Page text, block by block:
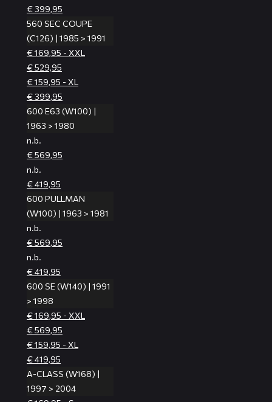
€ 399,95
560 SEC COUPE
(C126) | 1985 > 1991
€ 169,95 - XXL
€ 529,95
€ 159,95 - XL
€ 399,95
600 E63 (W100) |
1963 > 1980
n.b.
€ 569,95
n.b.
€ 419,95
600 PULLMAN
(W100) | 1963 > 1981
n.b.
€ 569,95
n.b.
€ 419,95
600 SE (W140) | 1991
> 1998
€ 169,95 - XXL
€ 569,95
€ 159,95 - XL
€ 419,95
A-CLASS (W168) |
1997 > 2004